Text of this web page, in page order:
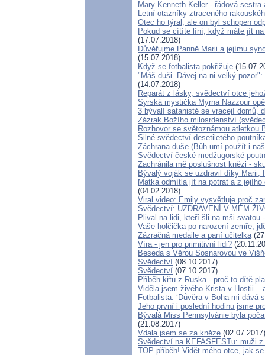
Mary Kenneth Keller - řádová
Letní otazníky ztraceného
Otec ho týral, ale on byl schopen
Pokud se cítíte líní, když máte jít
(17.07.2018)
Důvěřujme Panně Marii a jejímu
(15.07.2018)
Když se fotbalista pokřižuje
"Máš duši. Dávej na ni velký
(14.07.2018)
Reparát z lásky, svědectví otce
Syrská mystička Myrna Nazzour
3 bývalí satanisté se vracejí domů,
Zázrak Božího milosrdenství
Rozhovor se světoznámou atletkou
Silné svědectví desetiletého
Záchrana duše (Bůh umí použít i
Svědectví české medžugorské
Zachránila mě poslušnost knězi -
Bývalý voják se uzdravil díky Marii,
Matka odmítla jít na potrat a z
(04.02.2018)
Viral video: Emily vysvětluje proč
Svědectví: UZDRAVENÍ V MÉM
Plival na lidi, kteří šli na mši svatou
Vaše holčička po narození zemře,
Zázračná medaile a paní učitelka
Víra - jen pro primitivní lidi?
Beseda s Věrou Sosnarovou ve
Svědectví (08.10.2017)
Svědectví (07.10.2017)
Příběh křtu z Ruska - proč to dítě
Viděla jsem živého Krista v Hostii –
Fotbalista: ‘Důvěra v Boha mi dává
Jeho první i poslední hodinu jsme
Bývalá Miss Pennsylvánie byla
(21.08.2017)
Vdala jsem se za kněze (02.07.2017)
Svědectví na KEFASFESTu: muži z
TOP příběh! Vidět mého otce, jak